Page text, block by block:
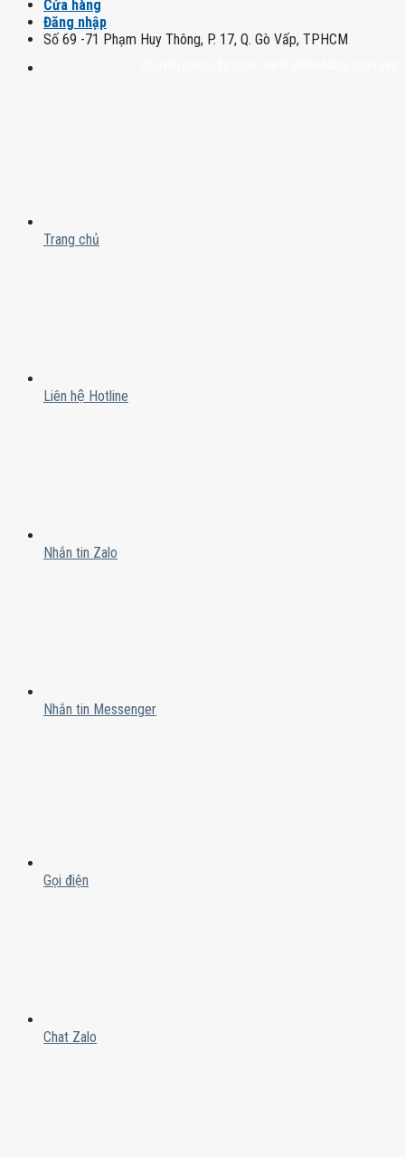
Cửa hàng
Đăng nhập
Số 69 -71 Phạm Huy Thông, P. 17, Q. Gò Vấp, TPHCM
Trang chủ
Liên hệ Hotline
Nhắn tin Zalo
Nhắn tin Messenger
Gọi điện
Chat Zalo